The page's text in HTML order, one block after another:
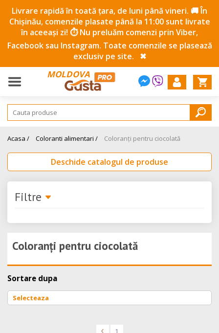
Livrare rapidă în toată țara, de luni până vineri. 🚚 În
Chișinău, comenzile plasate până la 11:00 sunt livrate
în aceeași zi! ⏱️ Nu preluăm comenzi prin Viber,
Facebook sau Instagram. Toate comenzile se plasează
exclusiv pe site.
✖
MOLDOVA
Acasa / Coloranti alimentari / Coloranți pentru ciocolată
Deschide catalogul de produse
Filtre
Coloranți pentru ciocolată
Sortare dupa
< 1